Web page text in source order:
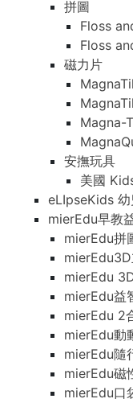
拼圖
Floss
Floss
磁力片
Magna-
安撫玩具
美國
eLIpseKids
mierEdu早教
mierEdu拼
mierEdu
mierEdu益
mierEdu 2
mierEdu動
mierEdu隨
mierEdu磁
mierEdu口